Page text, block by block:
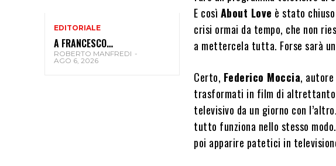
EDITORIALE
A FRANCESCO…
ROBERTO MANFREDI -
AGO 6, 2026
E così About Love è stato
crisi ormai da tempo, che non
a mettercela tutta. Forse sarà
Certo, Federico Moccia,
trasformati in film di altrettanto
televisivo da un giorno con
tutto funziona nello stesso
poi apparire patetici in